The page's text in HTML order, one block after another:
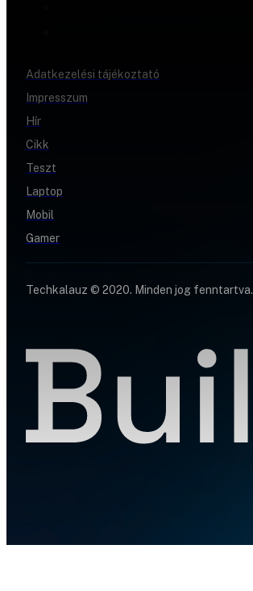
Adatkezelési tájékoztató
Impresszum
Hír
Cikk
Teszt
Laptop
Mobil
Gamer
Techkalauz © 2020. Minden jog fenntartva.